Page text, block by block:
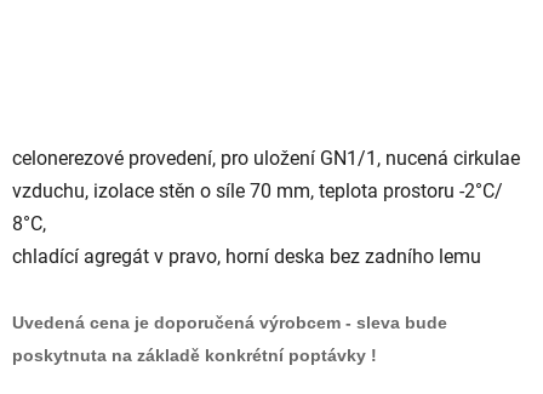
celonerezové provedení, pro uložení GN1/1, nucená cirkulae
vzduchu, izolace stěn o síle 70 mm, teplota prostoru -2°C/
8°C,
chladící agregát v pravo, horní deska bez zadního lemu
Uvedená cena je doporučená výrobcem - sleva bude
poskytnuta na základě konkrétní poptávky !